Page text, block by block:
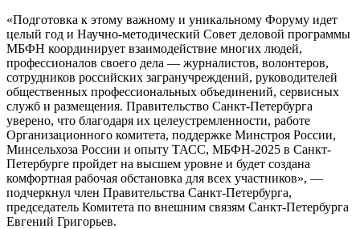
«Подготовка к этому важному и уникальному Форуму идет
целый год и Научно-методический Совет деловой программы
МБФН координирует взаимодействие многих людей,
профессионалов своего дела — журналистов, волонтеров,
сотрудников российских загранучреждений, руководителей
общественных профессиональных объединений, сервисных
служб и размещения. Правительство Санкт-Петербурга
уверено, что благодаря их целеустремленности, работе
Организационного комитета, поддержке Минстроя России,
Минсельхоза России и опыту ТАСС, МБФН-2025 в Санкт-
Петербурге пройдет на высшем уровне и будет создана
комфортная рабочая обстановка для всех участников», —
подчеркнул член Правительства Санкт-Петербурга,
председатель Комитета по внешним связям Санкт-Петербурга
Евгений Григорьев.